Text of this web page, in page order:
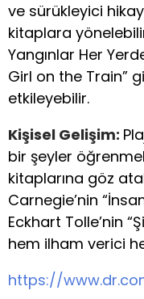
ve sürükleyici
kitaplara
Yangınlar Her
Girl on the Train”
etkileyebilir.
Kişisel Gelişim:
bir şeyler
kitaplarına göz
Carnegie’nin
Eckhart Tolle’nin
hem ilham verici
https://